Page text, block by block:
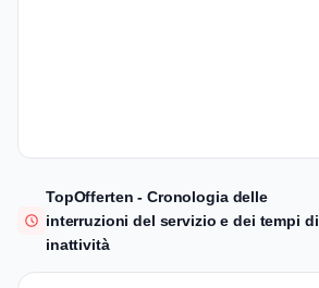
TopOfferten - Cronologia delle
interruzioni del servizio e dei tempi di
inattività